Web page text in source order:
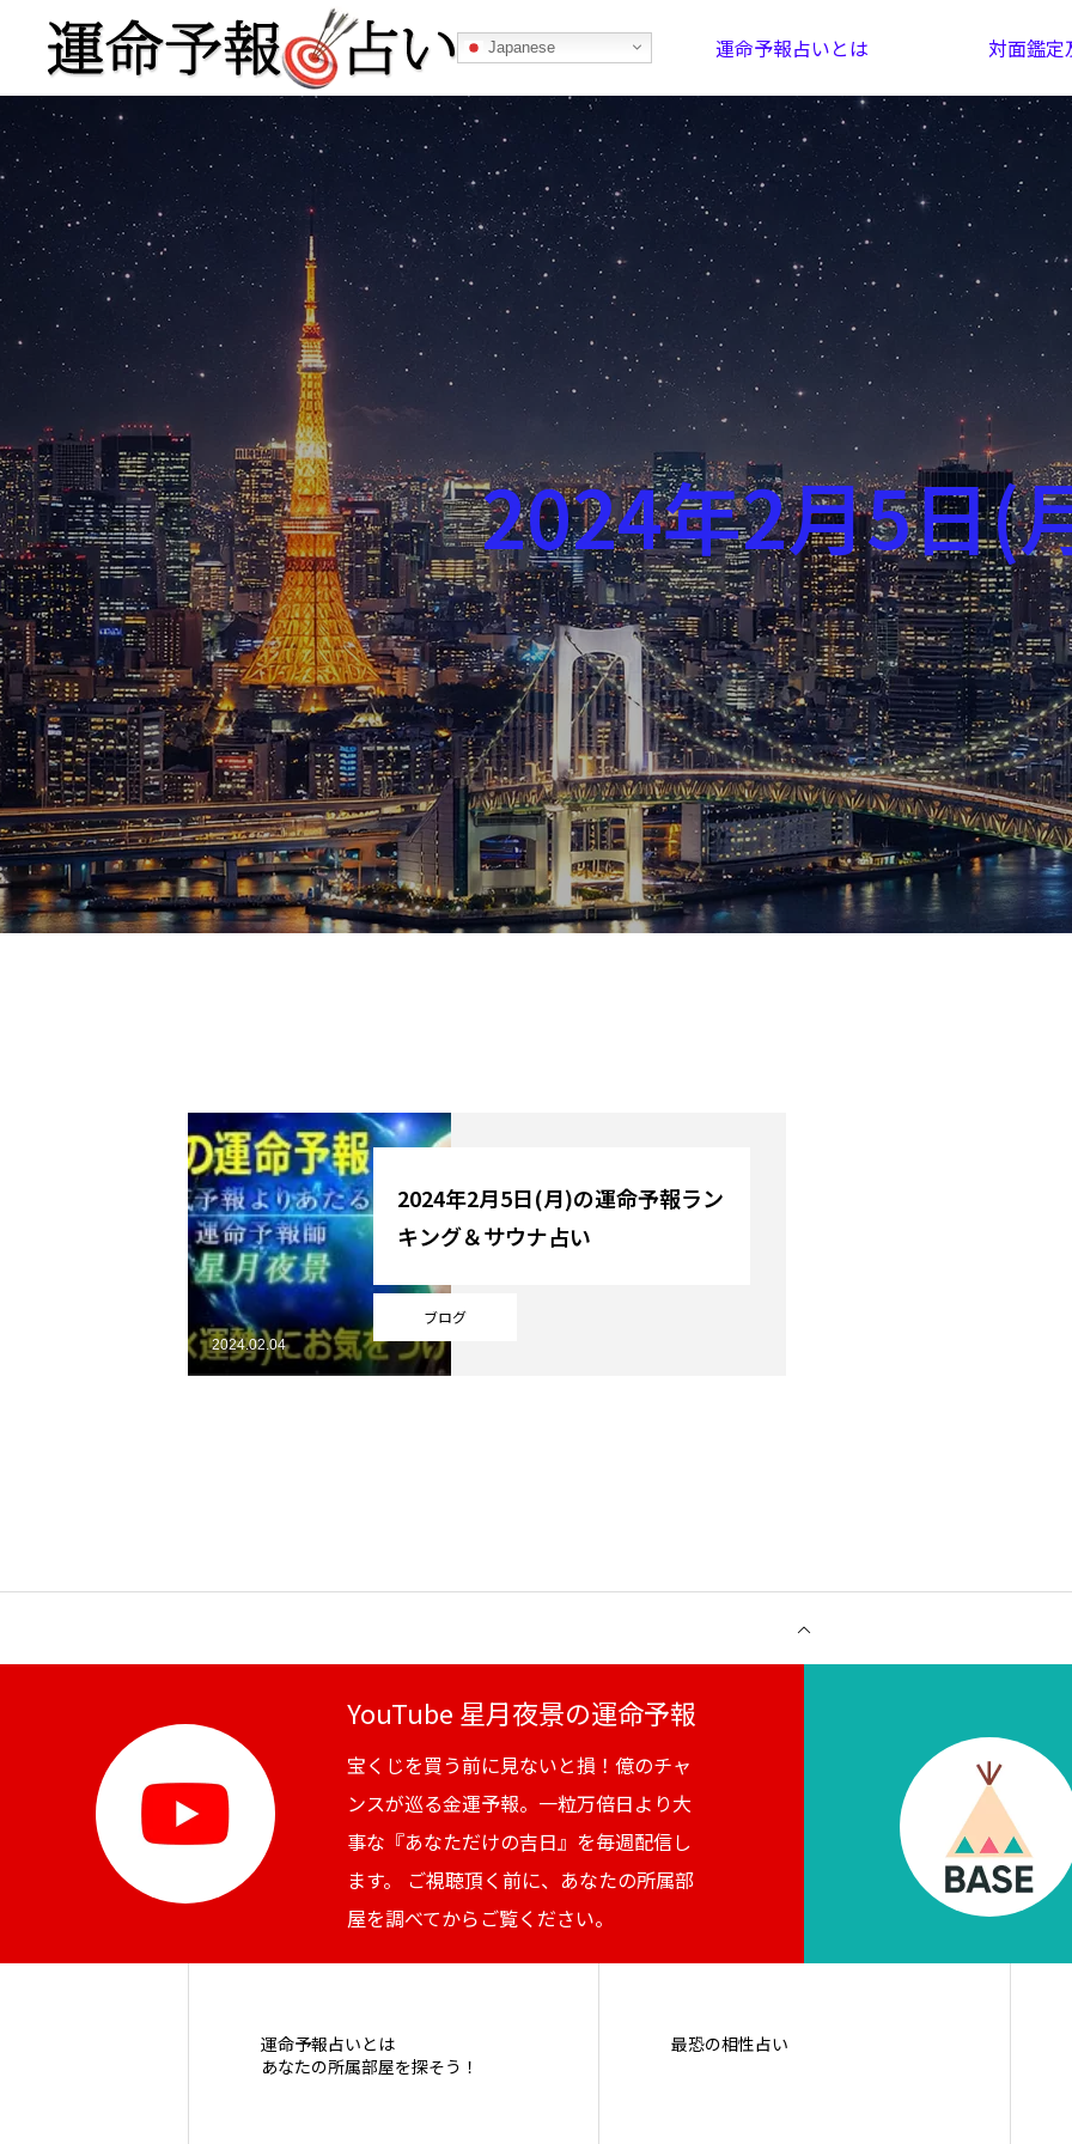
Japanese 運命予報占いとは 対面鑑定
運命予報占い
運命予報占いとは あなたの所属部屋を探そう！ 最恐の相性占い
記事カテゴリー
ブログ お知らせ 芸能界
スポーツ 競馬 社会
テニス四大大会・五輪
テニス四大大会・五輪
YouTube
Online Store
2024年2月5日(
ブログ
2024年2月5日(月)の運命予報ラン
キング＆サウナ占い
2024.02.04
YouTube 星月夜景の運命予報
宝くじを買う前に見ないと損！億のチャ
ンスが巡る金運予報。一粒万倍日より大
事な『あなただけの吉日』を毎週配信し
ます。 ご視聴頂く前に、あなたの所属部
屋を調べてからご覧ください。
運命予報占いとは
あなたの所属部屋を探そう！
最恐の相性占い